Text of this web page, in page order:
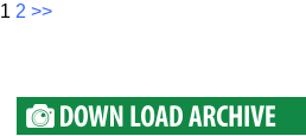
1 2 >>